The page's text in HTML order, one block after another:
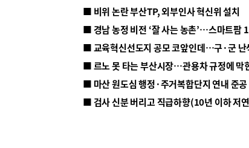
■ 비위 논란 부산TP, 외부인사 혁신위 설치
■ 르노 못 타는 부산시장…관용차 규정에 막
■ 마산 원도심 행정·주거복합단지 연내 준